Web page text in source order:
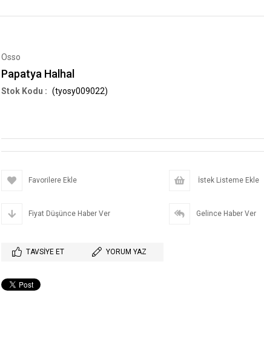
Osso
Papatya Halhal
(tyosy009022)
Favorilere Ekle İstek Listeme Ekle
Fiyat Düşünce Haber Ver Gelince Haber Ver
TAVSIYE ET YORUM YAZ